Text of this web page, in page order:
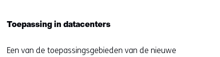
Toepassing in datacenters
Een van de toepassingsgebieden van de nieuwe